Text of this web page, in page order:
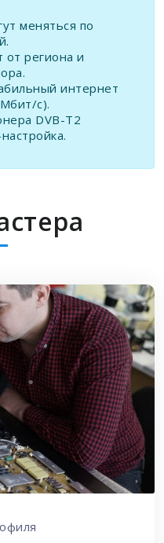
меняться по
от региона и
интернет
с).
DVB-T2